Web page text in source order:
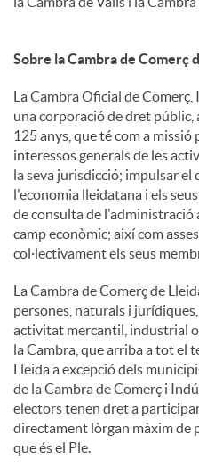
Sobre la Cambra de Comerç
La Cambra Oficial de
una corporació de dret
125 anys, que té com a
interessos generals de les
la seva jurisdicció; impulsar el
l'economia lleidatana i els
de consulta de l'administració
camp econòmic; així com
col·lectivament els seus
La Cambra de Comerç de
persones, naturals i
activitat mercantil, industrial o
la Cambra, que arriba a tot el
Lleida a excepció dels
de la Cambra de Comerç i
electors tenen dret a
directament lòrgan màxim de
que és el Ple.